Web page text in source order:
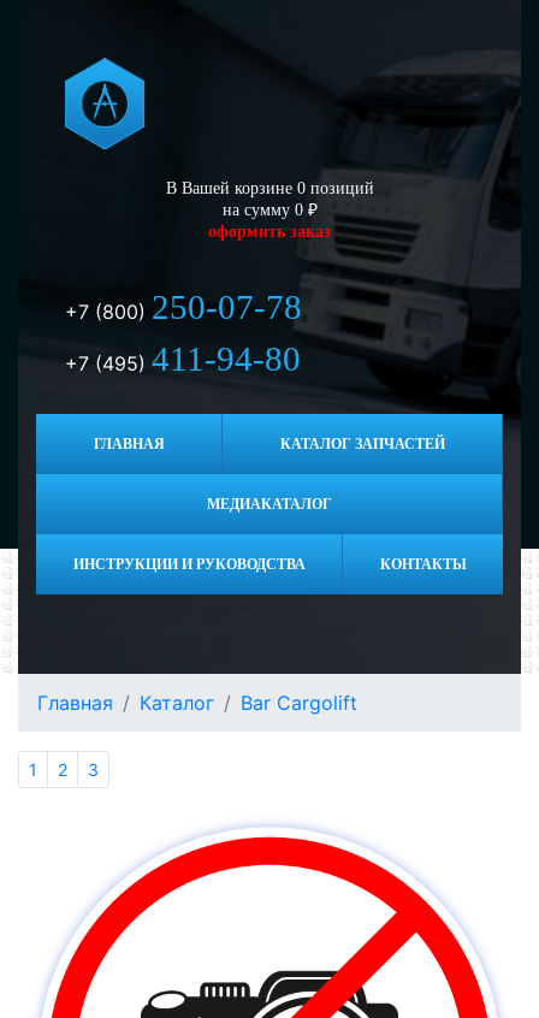
В Вашей корзине 0позиций
на сумму 0₽
оформить заказ
+7 (800) 250-07-78
+7 (495) 411-94-80
ГЛАВНАЯ КАТАЛОГ ЗАПЧАСТЕЙ
МЕДИАКАТАЛОГ
ИНСТРУКЦИИ И РУКОВОДСТВА КОНТАКТЫ
Главная Каталог Bar Cargolift
1 2 3